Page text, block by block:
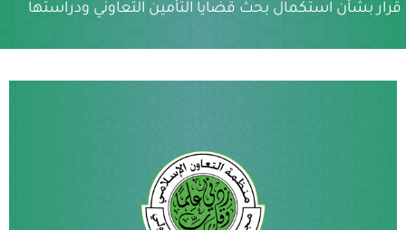
قرار بشأن استكمال بحث قضايا التأمين التعاوني ودراستها